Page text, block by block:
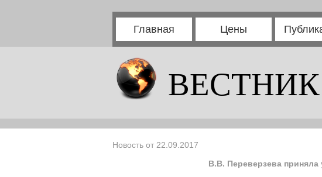
Главная Цены
Новость от 22.09.2017
В.В. Переверзева приняла